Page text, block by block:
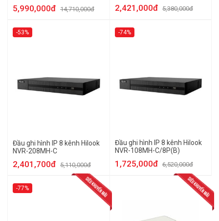
5,990,000đ 14,710,000đ 2,421,000đ 5,380,000đ
-53%
Đầu ghi hình IP 8 kênh Hilook
NVR-208MH-C
2,401,700đ 5,110,000đ
-74%
Đầu ghi hình IP 8 kênh Hilook
NVR-108MH-C/8P(B)
1,725,000đ 6,520,000đ
-77%